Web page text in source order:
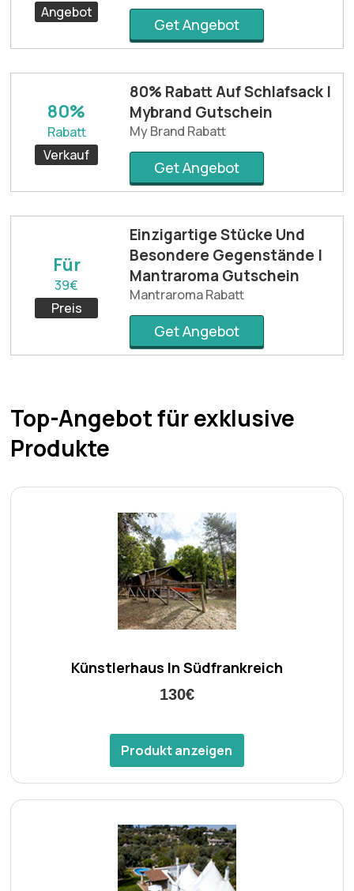
Angebot
Get Angebot
80%
Rabatt
Verkauf
80% Rabatt Auf Schlafsack |
Mybrand Gutschein
My Brand Rabatt
Get Angebot
Für
39€
Preis
Einzigartige Stücke Und
Besondere Gegenstände |
Mantraroma Gutschein
Mantraroma Rabatt
Get Angebot
Top-Angebot für exklusive
Produkte
Künstlerhaus In Südfrankreich
130€
Produkt anzeigen